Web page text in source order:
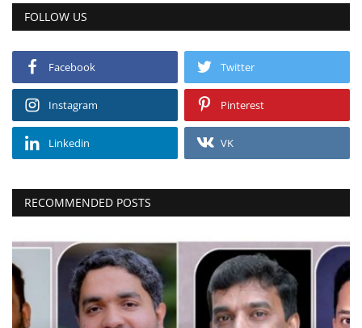
FOLLOW US
Facebook Twitter
Instagram Pinterest
Linkedin VK
RECOMMENDED POSTS